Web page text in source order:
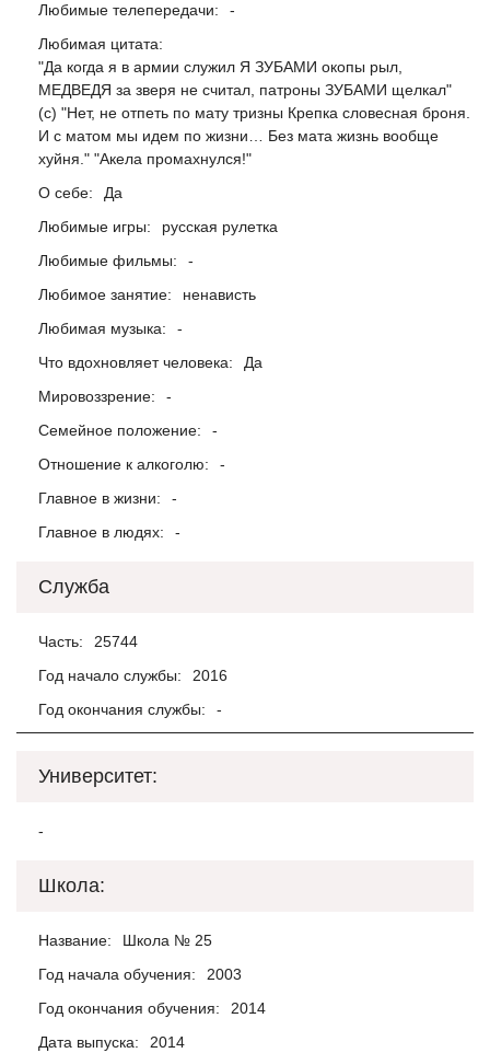
Любимые телепередачи:
-
Любимая цитата:
"Да когда я в армии служил Я ЗУБАМИ окопы рыл,
МЕДВЕДЯ за зверя не считал, патроны ЗУБАМИ щелкал"
(с) "Нет, не отпеть по мату тризны Крепка словесная броня.
И с матом мы идем по жизни… Без мата жизнь вообще
хуйня." "Акела промахнулся!"
О себе:
Да
Любимые игры:
русская рулетка
Любимые фильмы:
-
Любимое занятие:
ненависть
Любимая музыка:
-
Что вдохновляет человека:
Да
Мировоззрение:
-
Семейное положение:
-
Отношение к алкоголю:
-
Главное в жизни:
-
Главное в людях:
-
Служба
Часть:
25744
Год начало службы:
2016
Год окончания службы:
-
Университет:
-
Школа:
Название:
Школа № 25
Год начала обучения:
2003
Год окончания обучения:
2014
Дата выпуска:
2014